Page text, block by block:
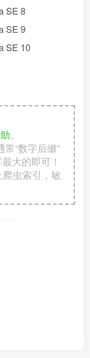
SE 8
SE 9
SE 10
。
“数字后缀”
大的即可！
虫索引，敏